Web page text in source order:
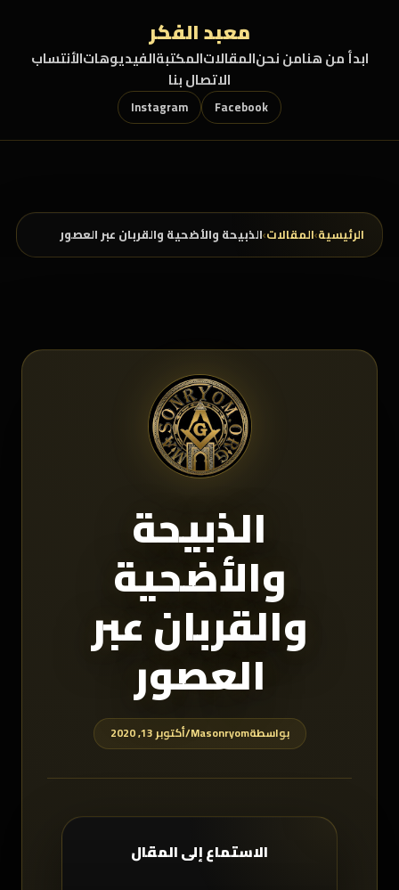
معبد الفكر
ابدأ من هنامن نحنالمقالاتالمكتبةالفيديوهاتالأنتساب
الاتصال بنا
Facebook
Instagram
الرئيسية›المقالات›الذبيحة والأضحية والقربان عبر العصور
الذبيحة
والأضحية
والقربان عبر
العصور
بواسطةMasonryom
/أكتوبر 13, 2020
الاستماع إلى المقال